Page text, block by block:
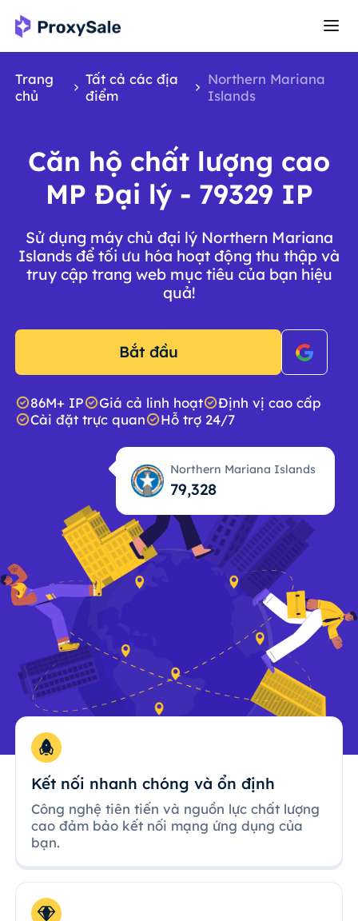
Trang
chủ
Tất cả các địa
điểm
Northern Mariana
Islands
Căn hộ chất lượng cao
MP Đại lý - 79329 IP
Sử dụng máy chủ đại lý Northern Mariana
Islands để tối ưu hóa hoạt động thu thập và
truy cập trang web mục tiêu của bạn hiệu
quả!
Bắt đầu
86M+ IP Giá cả linh hoạt
Định vị cao cấp
Cài đặt trực quan
Hỗ trợ 24/7
Northern Mariana Islands
79,329
Kết nối nhanh chóng và ổn định
Công nghệ tiên tiến và nguồn lực chất lượng
cao đảm bảo kết nối mạng ứng dụng của
bạn.